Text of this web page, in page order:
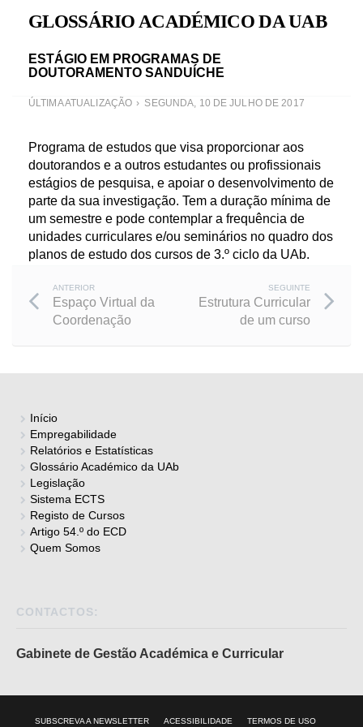
GLOSSÁRIO ACADÉMICO DA UAB
ESTÁGIO EM PROGRAMAS DE
DOUTORAMENTO SANDUÍCHE
ÚLTIMA ATUALIZAÇÃO SEGUNDA, 10 DE JULHO DE 2017
Programa de estudos que visa proporcionar aos
doutorandos e a outros estudantes ou profissionais
estágios de pesquisa, e apoiar o desenvolvimento de
parte da sua investigação. Tem a duração mínima de
um semestre e pode contemplar a frequência de
unidades curriculares e/ou seminários no quadro dos
planos de estudo dos cursos de 3.º ciclo da UAb.
Post
navigation
ANTERIOR
Espaço Virtual da
Coordenação
SEGUINTE
Estrutura Curricular
de um curso
Início
Empregabilidade
Relatórios e Estatísticas
Glossário Académico da UAb
Legislação
Sistema ECTS
Registo de Cursos
Artigo 54.º do ECD
Quem Somos
CONTACTOS:
Gabinete de Gestão Académica e Curricular
SUBSCREVA A NEWSLETTER ACESSIBILIDADE TERMOS DE USO